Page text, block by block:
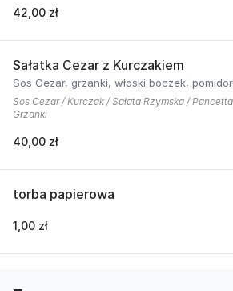
42,00 zł
Sałatka Cezar z Kurczakiem
Sos Cezar, grzanki, włoski boczek,
Sos Cezar / Kurczak / Sałata Rzymska /
Grzanki
40,00 zł
torba papierowa
1,00 zł